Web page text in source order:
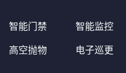
智能门禁 智能监控
高空抛物 电子巡更